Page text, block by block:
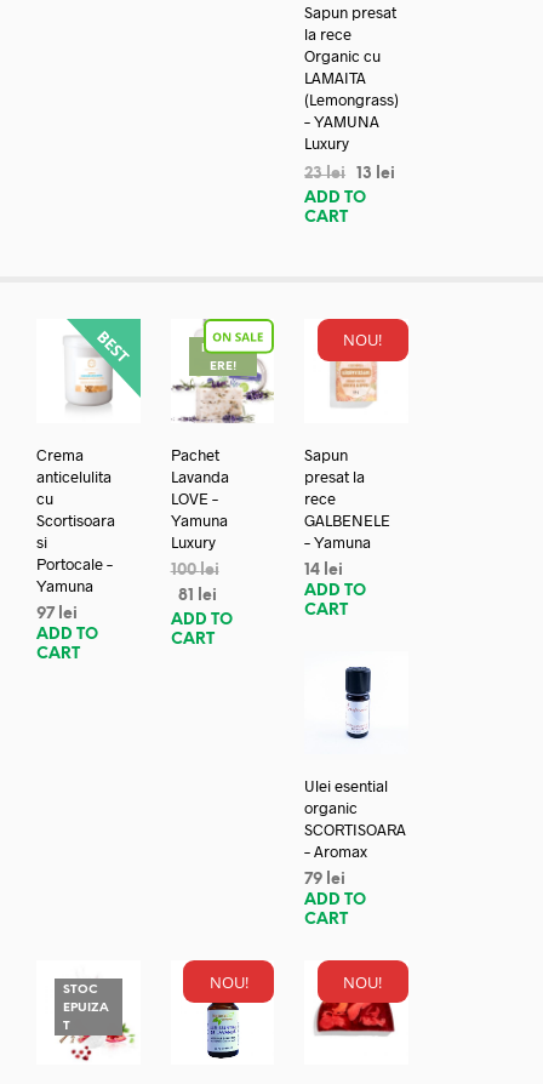
Sapun presat
la rece
Organic cu
LAMAITA
(Lemongrass)
– YAMUNA
Luxury
23lei 13
lei
ADD TO
CART
Crema
anticelulita
cu
Scortisoara
si
Portocale –
Yamuna
97 lei
ADD TO
CART
REDUC
ERE!
Pachet
Lavanda
LOVE –
Yamuna
Luxury
100lei
81
lei
ADD TO
CART
NOU!
Sapun
presat la
rece
GALBENELE
– Yamuna
14 lei
ADD TO
CART
Ulei esential
organic
SCORTISOARA
– Aromax
79 lei
ADD TO
CART
STOC
EPUIZA
T
NOU! NOU!